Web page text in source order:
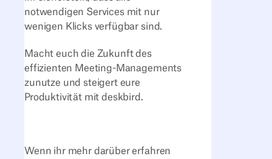
notwendigen Services mit nur
wenigen Klicks verfügbar sind.
Macht euch die Zukunft des
effizienten Meeting-Managements
zunutze und steigert eure
Produktivität mit deskbird.
Wenn ihr mehr darüber erfahren